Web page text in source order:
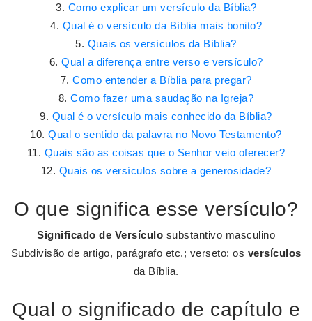
Como explicar um versículo da Bíblia?
Qual é o versículo da Bíblia mais bonito?
Quais os versículos da Bíblia?
Qual a diferença entre verso e versículo?
Como entender a Bíblia para pregar?
Como fazer uma saudação na Igreja?
Qual é o versículo mais conhecido da Bíblia?
Qual o sentido da palavra no Novo Testamento?
Quais são as coisas que o Senhor veio oferecer?
Quais os versículos sobre a generosidade?
O que significa esse versículo?
Significado de Versículo substantivo masculino
Subdivisão de artigo, parágrafo etc.; verseto: os versículos
da Bíblia.
Qual o significado de capítulo e